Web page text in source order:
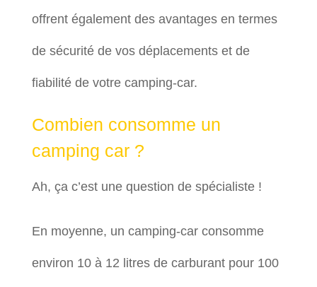
offrent également des avantages en termes
de sécurité de vos déplacements et de
fiabilité de votre camping-car.
Combien consomme un
camping car ?
Ah, ça c’est une question de spécialiste !
En moyenne, un camping-car consomme
environ 10 à 12 litres de carburant pour 100